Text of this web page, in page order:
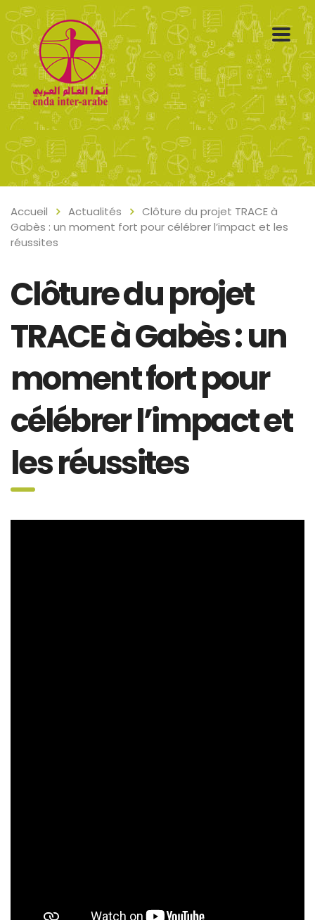
Accueil Actualités
Clôture du projet TRACE à
Gabès : un moment fort pour célébrer l’impact et les
réussites
Clôture du projet
TRACE à Gabès : un
moment fort pour
célébrer l’impact et
les réussites